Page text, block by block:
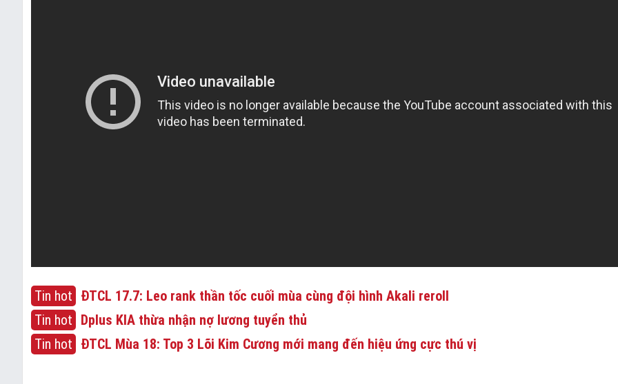
Tin hot ĐTCL 17.7: Leo rank thần tốc cuối mùa cùng đội hình Akali reroll
Tin hot Dplus KIA thừa nhận nợ lương tuyển thủ
Tin hot ĐTCL Mùa 18: Top 3 Lõi Kim Cương mới mang đến hiệu ứng cực thú vị